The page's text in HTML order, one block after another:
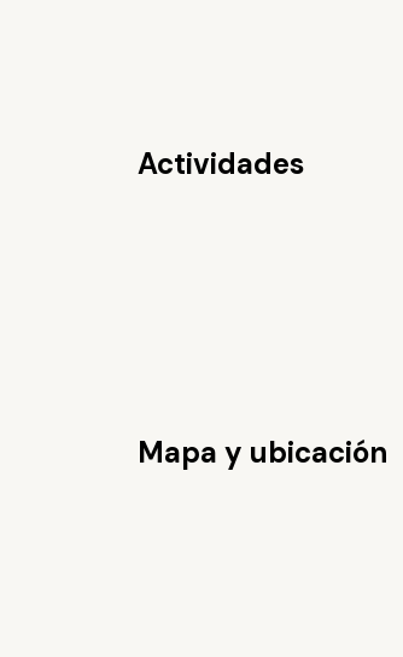
Actividades
Mapa y ubicación